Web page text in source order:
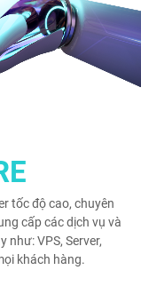
tốc độ cao, chuyên
cấp các dịch vụ và
như: VPS, Server,
khách hàng.